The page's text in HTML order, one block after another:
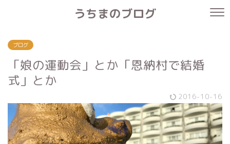
うちまのブログ
ブログ
「娘の運動会」とか「恩納村で結婚
式」とか
2016-10-16